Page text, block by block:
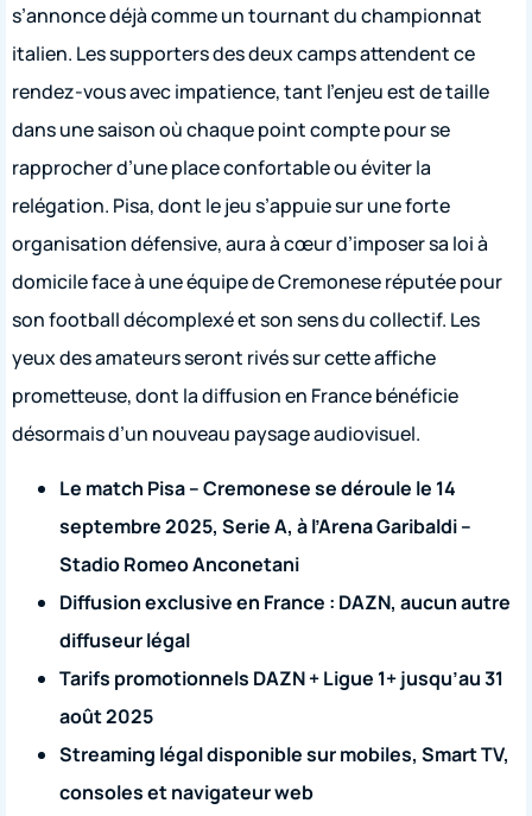
s’annonce déjà comme un tournant du championnat
italien. Les supporters des deux camps attendent ce
rendez-vous avec impatience, tant l’enjeu est de taille
dans une saison où chaque point compte pour se
rapprocher d’une place confortable ou éviter la
relégation. Pisa, dont le jeu s’appuie sur une forte
organisation défensive, aura à cœur d’imposer sa loi à
domicile face à une équipe de Cremonese réputée pour
son football décomplexé et son sens du collectif. Les
yeux des amateurs seront rivés sur cette affiche
prometteuse, dont la diffusion en France bénéficie
désormais d’un nouveau paysage audiovisuel.
Le match Pisa – Cremonese se déroule le 14
septembre 2025, Serie A, à l’Arena Garibaldi –
Stadio Romeo Anconetani
Diffusion exclusive en France : DAZN, aucun autre
diffuseur légal
Tarifs promotionnels DAZN + Ligue 1+ jusqu’au 31
août 2025
Streaming légal disponible sur mobiles, Smart TV,
consoles et navigateur web